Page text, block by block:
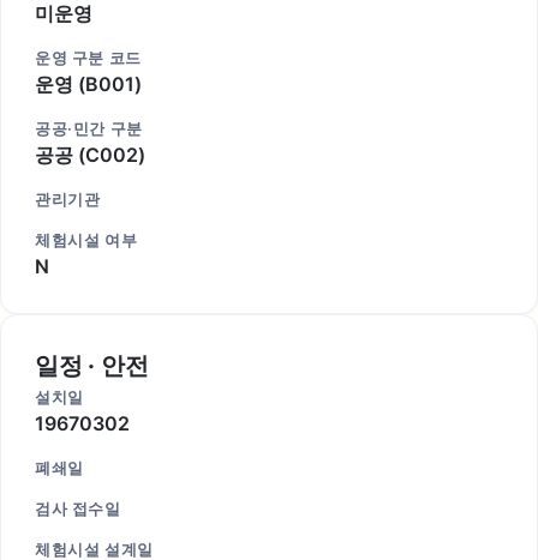
미운영
운영 구분 코드
운영 (B001)
공공·민간 구분
공공 (C002)
관리기관
체험시설 여부
N
일정 · 안전
설치일
19670302
폐쇄일
검사 접수일
체험시설 설계일